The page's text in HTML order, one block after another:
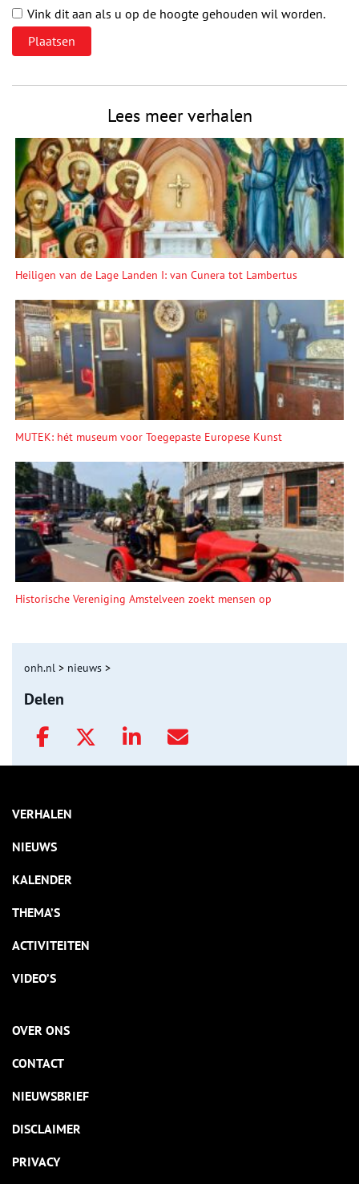
Vink dit aan als u op de hoogte gehouden wil worden.
Lees meer verhalen
Heiligen van de Lage Landen I: van Cunera tot Lambertus
MUTEK: hét museum voor Toegepaste Europese Kunst
Historische Vereniging Amstelveen zoekt mensen op
onh.nl > nieuws >
Delen
VERHALEN
NIEUWS
KALENDER
THEMA’S
ACTIVITEITEN
VIDEO’S
OVER ONS
CONTACT
NIEUWSBRIEF
DISCLAIMER
PRIVACY